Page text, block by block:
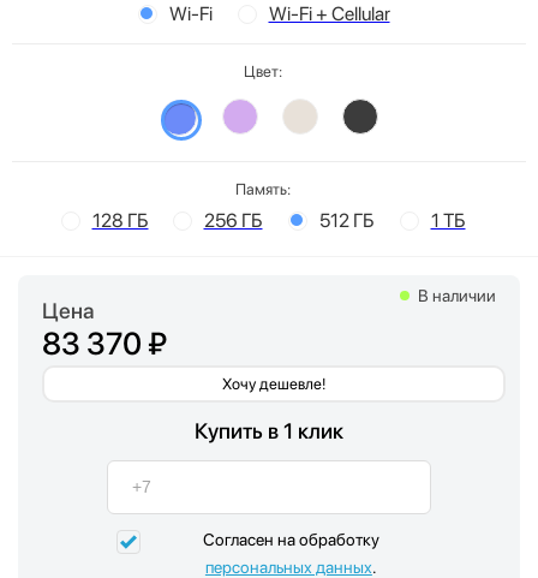
Wi-Fi Wi-Fi + Cellular
Цвет:
Память:
128 ГБ 256 ГБ 512 ГБ 1 ТБ
Цена
83 370 ₽
Хочу дешевле!
В наличии
Купить в 1 клик
Согласен на обработку
персональных данных.